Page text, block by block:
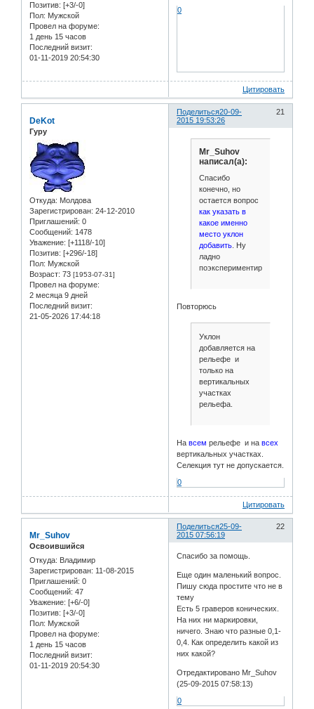
Позитив: [+3/-0]
Пол: Мужской
Провел на форуме:
1 день 15 часов
Последний визит:
01-11-2019 20:54:30
0
Цитировать
Поделиться 21
20-09-
2015 19:53:26
DeKot
Гуру
Откуда: Молдова
Зарегистрирован: 24-12-2010
Приглашений: 0
Сообщений: 1478
Уважение: [+1118/-10]
Позитив: [+296/-18]
Пол: Мужской
Возраст: 73 [1953-07-31]
Провел на форуме:
2 месяца 9 дней
Последний визит:
21-05-2026 17:44:18
Mr_Suhov
написал(а):
Спасибо
конечно, но
остается вопрос
как указать в
какое именно
место уклон
добавить. Ну
ладно
поэкспериментирую.
Повторюсь
Уклон
добавляется на
рельефе и
только на
вертикальных
участках
рельефа.
На всем рельефе и навсех
вертикальных участках.
Селекция тут не допускается.
0
Цитировать
Поделиться 22
25-09-
2015 07:56:19
Mr_Suhov
Освоившийся
Откуда: Владимир
Зарегистрирован: 11-08-2015
Приглашений: 0
Сообщений: 47
Уважение: [+6/-0]
Позитив: [+3/-0]
Пол: Мужской
Провел на форуме:
1 день 15 часов
Последний визит:
01-11-2019 20:54:30
Спасибо за помощь.
Еще один маленький вопрос.
Пишу сюда простите что не в
тему
Есть 5 граверов конических.
На них ни маркировки,
ничего. Знаю что разные 0,1-
0,4. Как определить какой из
них какой?
Отредактировано Mr_Suhov
(25-09-2015 07:58:13)
0